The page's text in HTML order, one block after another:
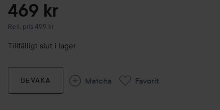
469 kr
Rek. pris 499 kr
Rekommenderat pris 499 kr
Tillfälligt slut i lager
BEVAKA Matcha Favorit